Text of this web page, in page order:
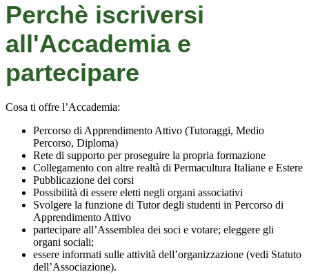
Perchè iscriversi
all'Accademia e
partecipare
Cosa ti offre l’Accademia:
Percorso di Apprendimento Attivo (Tutoraggi, Medio
Percorso, Diploma)
Rete di supporto per proseguire la propria formazione
Collegamento con altre realtà di Permacultura Italiane e Estere
Pubblicazione dei corsi
Possibilità di essere eletti negli organi associativi
Svolgere la funzione di Tutor degli studenti in Percorso di
Apprendimento Attivo
partecipare all’Assemblea dei soci e votare; eleggere gli
organi sociali;
essere informati sulle attività dell’organizzazione (vedi Statuto
dell’Associazione).